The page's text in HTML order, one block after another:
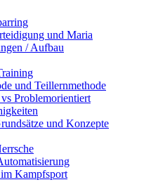
und Maria
/ Aufbau
und Teillernmethode
Problemorientiert
und Konzepte
Kampfsport